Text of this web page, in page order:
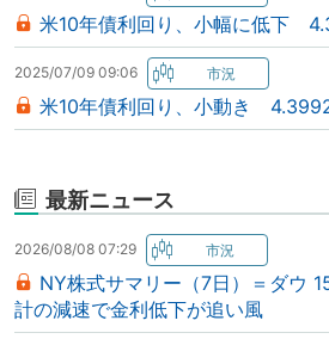
米10年債利回り、小幅に低下
2025/07/09 09:06
米10年債利回り、小動き
最新ニュース
2026/08/08 07:29
NY株式サマリー（7日）＝ダウ
計の減速で金利低下が追い風